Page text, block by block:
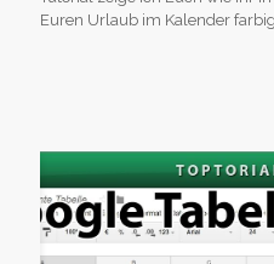
Euren Urlaub im Kalender